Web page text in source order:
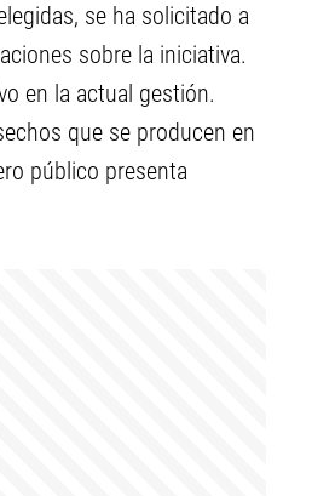
se ha solicitado a
sobre la iniciativa.
en la actual gestión.
que se producen en
público presenta